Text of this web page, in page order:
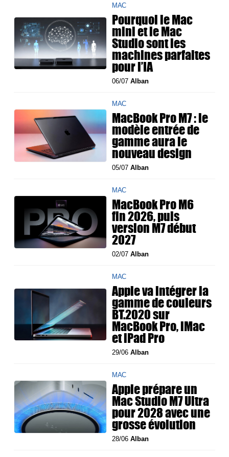
MAC
Pourquoi le Mac
mini et le Mac
Studio sont les
machines parfaites
pour l’IA
06/07Alban
MAC
MacBook Pro M7 : le
modèle entrée de
gamme aura le
nouveau design
05/07Alban
MAC
MacBook Pro M6
fin 2026, puis
version M7 début
2027
02/07Alban
MAC
Apple va intégrer la
gamme de couleurs
BT.2020 sur
MacBook Pro, iMac
et iPad Pro
29/06Alban
MAC
Apple prépare un
Mac Studio M7 Ultra
pour 2028 avec une
grosse évolution
28/06Alban